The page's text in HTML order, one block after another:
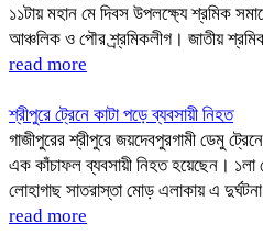
১১টায় মহান মে দিবস উপলক্ষ্যে শ্রমিক
আঞ্চলিক ও পৌর শ্র্রমিকলীগ। জাতীয়
read more
শ্রীপুরে ট্রেনে কাটা পড়ে ব্যবসায়ী নিহত
গাজীপুরের শ্রীপুরে জয়দেবপুরগামী ডেমু
এক কাঁচাফল ব্যবসায়ী নিহত হয়েছেন। ১লা
লোহাগাছ সাতরাস্তা মোড় এলাকায় এ
read more